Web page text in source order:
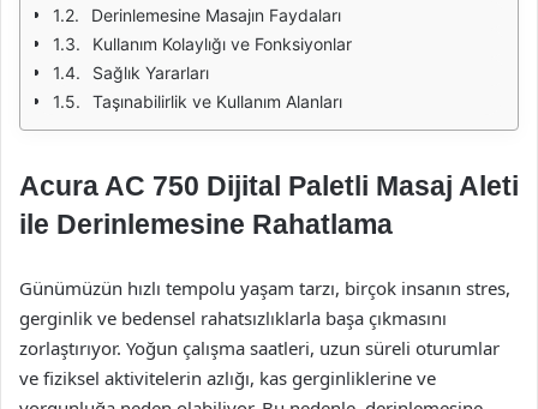
Derinlemesine Masajın Faydaları
Kullanım Kolaylığı ve Fonksiyonlar
Sağlık Yararları
Taşınabilirlik ve Kullanım Alanları
Acura AC 750 Dijital Paletli Masaj Aleti
ile Derinlemesine Rahatlama
Günümüzün hızlı tempolu yaşam tarzı, birçok insanın stres,
gerginlik ve bedensel rahatsızlıklarla başa çıkmasını
zorlaştırıyor. Yoğun çalışma saatleri, uzun süreli oturumlar
ve fiziksel aktivitelerin azlığı, kas gerginliklerine ve